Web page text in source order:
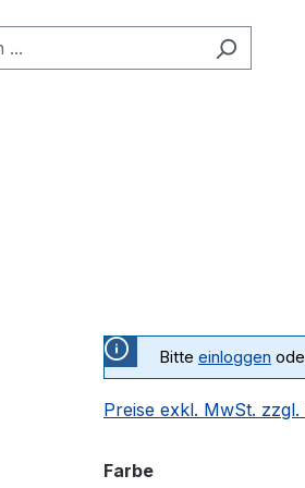
Bitte einloggen
Preise exkl. MwSt.
Farbeauswählen